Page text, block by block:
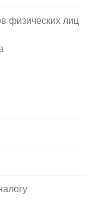
физических лиц